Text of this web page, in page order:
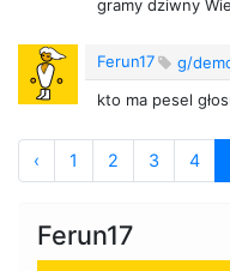
gramy dziwny
Ferun17 g/
kto ma pesel
‹ 1 2 3 4
Ferun17